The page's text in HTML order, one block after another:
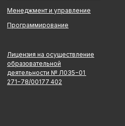
Лицензия на осуществление
образовательной
деятельности № Л035−01
271−78/00177 402
Менеджмент и управление
Программирование